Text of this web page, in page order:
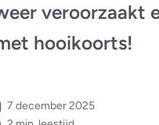
veroorzaakt
hooikoorts!
7 december 2025